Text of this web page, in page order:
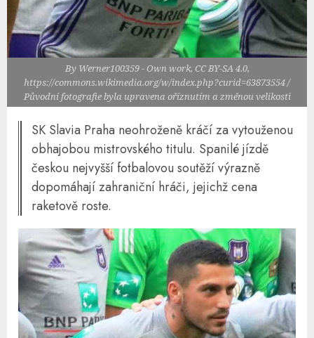
By Werner100359 - Own work, CC BY-SA 4.0,
https://commons.wikimedia.org/w/index.php?curid=63873554 /
Původní fotografie byla upravena oříznutím a změnou velikosti
SK Slavia Praha neohroženě kráčí za vytouženou
obhajobou mistrovského titulu. Spanilé jízdě
českou nejvyšší fotbalovou soutěží výrazně
dopomáhají zahraniční hráči, jejichž cena
raketově roste.